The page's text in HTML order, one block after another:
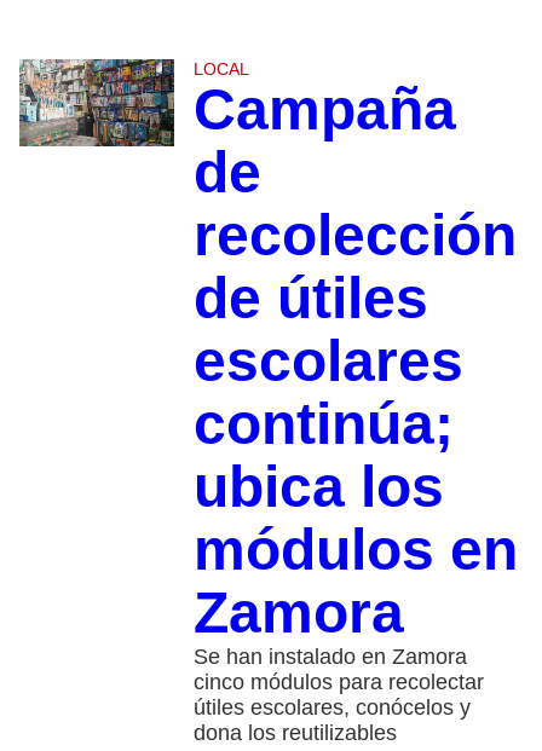
LOCAL
Campaña
de
recolección
de útiles
escolares
continúa;
ubica los
módulos en
Zamora
Se han instalado en Zamora
cinco módulos para recolectar
útiles escolares, conócelos y
dona los reutilizables